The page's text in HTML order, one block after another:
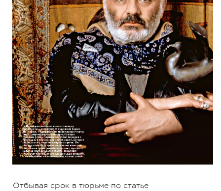
Отбывая срок в тюрьме по статье